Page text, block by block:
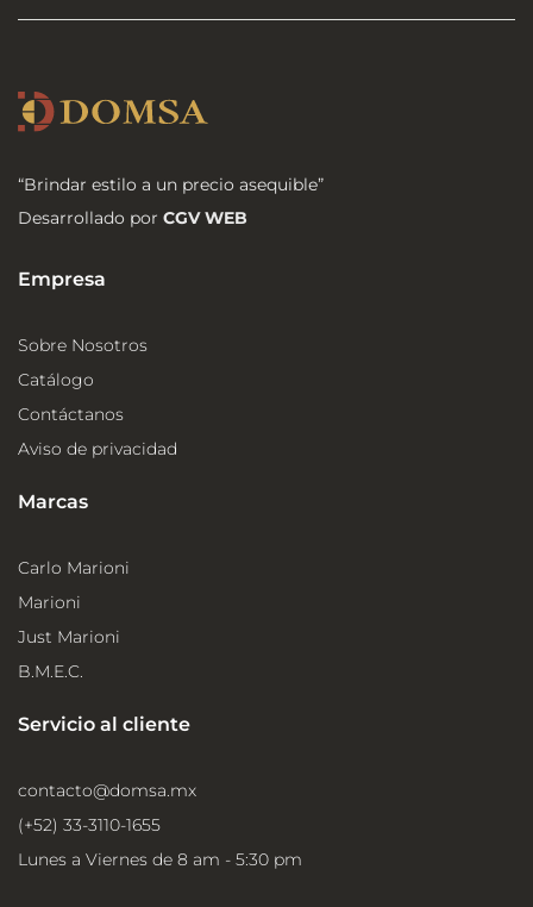
“Brindar estilo a un precio asequible”
Desarrollado por CGV WEB
Empresa
Sobre Nosotros
Catálogo
Contáctanos
Aviso de privacidad
Marcas
Carlo Marioni
Marioni
Just Marioni
B.M.E.C.
Servicio al cliente
contacto@domsa.mx
(+52) 33-3110-1655
Lunes a Viernes de 8 am - 5:30 pm